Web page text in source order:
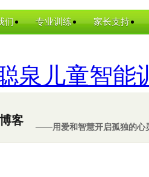
们 专业训练 家长支持
泉儿童智能
客
——用爱和智慧开启孤独的心